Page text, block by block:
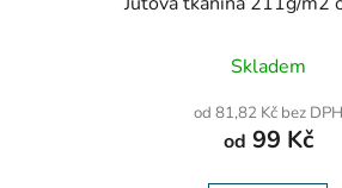
hodnocení
je
5,0
Skladem
od 81,82 Kč bez DPH
od 99 Kč